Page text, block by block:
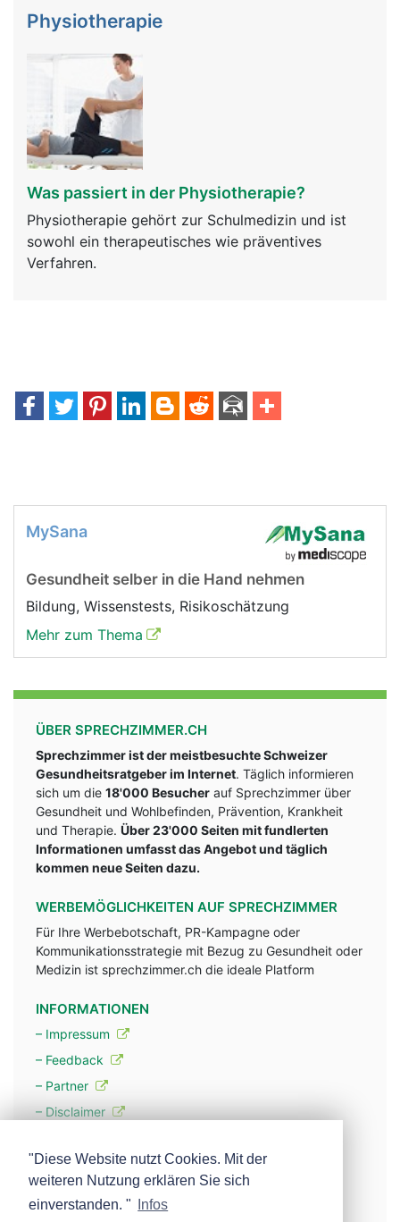
Physiotherapie
Was passiert in der Physiotherapie?
Physiotherapie gehört zur Schulmedizin und ist
sowohl ein therapeutisches wie präventives
Verfahren.
MySana
Gesundheit selber in die Hand nehmen
Bildung, Wissenstests, Risikoschätzung
Mehr zum Thema
ÜBER SPRECHZIMMER.CH
Sprechzimmer ist der meistbesuchte Schweizer
Gesundheitsratgeber im Internet. Täglich informieren
sich um die 18'000 Besucher auf Sprechzimmer über
Gesundheit und Wohlbefinden, Prävention, Krankheit
und Therapie. Über 23'000 Seiten mit fundlerten
Informationen umfasst das Angebot und täglich
kommen neue Seiten dazu.
WERBEMÖGLICHKEITEN AUF SPRECHZIMMER
Für Ihre Werbebotschaft, PR-Kampagne oder
Kommunikationsstrategie mit Bezug zu Gesundheit oder
Medizin ist sprechzimmer.ch die ideale Platform
INFORMATIONEN
– Impressum
– Feedback
– Partner
– Disclaimer
– Werbung
– Mehr über unsere Experten
"Diese Website nutzt Cookies. Mit der
weiteren Nutzung erklären Sie sich
einverstanden. "
Infos